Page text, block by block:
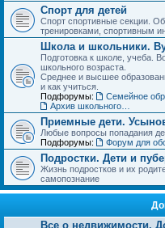
Спорт для детей
Спорт спортивные секции.
тренировками, спортивным
Школа и школьники.
Подготовка к школе, учеба.
школьного возраста.
Среднее и высшее
и как учиться.
Подфорумы:
Приемные дети.
Любые вопросы попадания
Подфорумы:
Подростки. Дети и
Жизнь подростков и их
самопознание
Все о недвижимости.